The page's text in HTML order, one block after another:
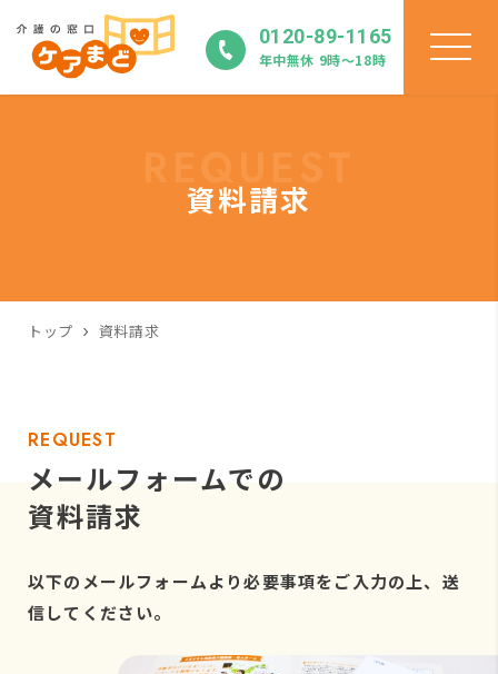
0120-89-1165
年中無休 9時〜18時
資料請求
トップ 資料請求
REQUEST
メールフォームでの
資料請求
以下のメールフォームより必要事項をご入力の上、送
信してください。